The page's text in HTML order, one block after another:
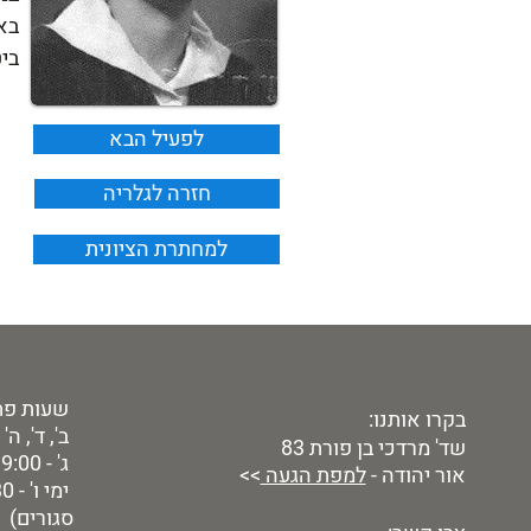
לפעיל הבא
חזרה לגלריה
למחתרת הציונית
שעות
ב', ד', ה' - 9:00 -
ג' - 9:00 - 19:00
סגורים)
בקרו אותנו:
שד' מרדכי בן פורת 83
אור יהודה -למפת הגעה>>